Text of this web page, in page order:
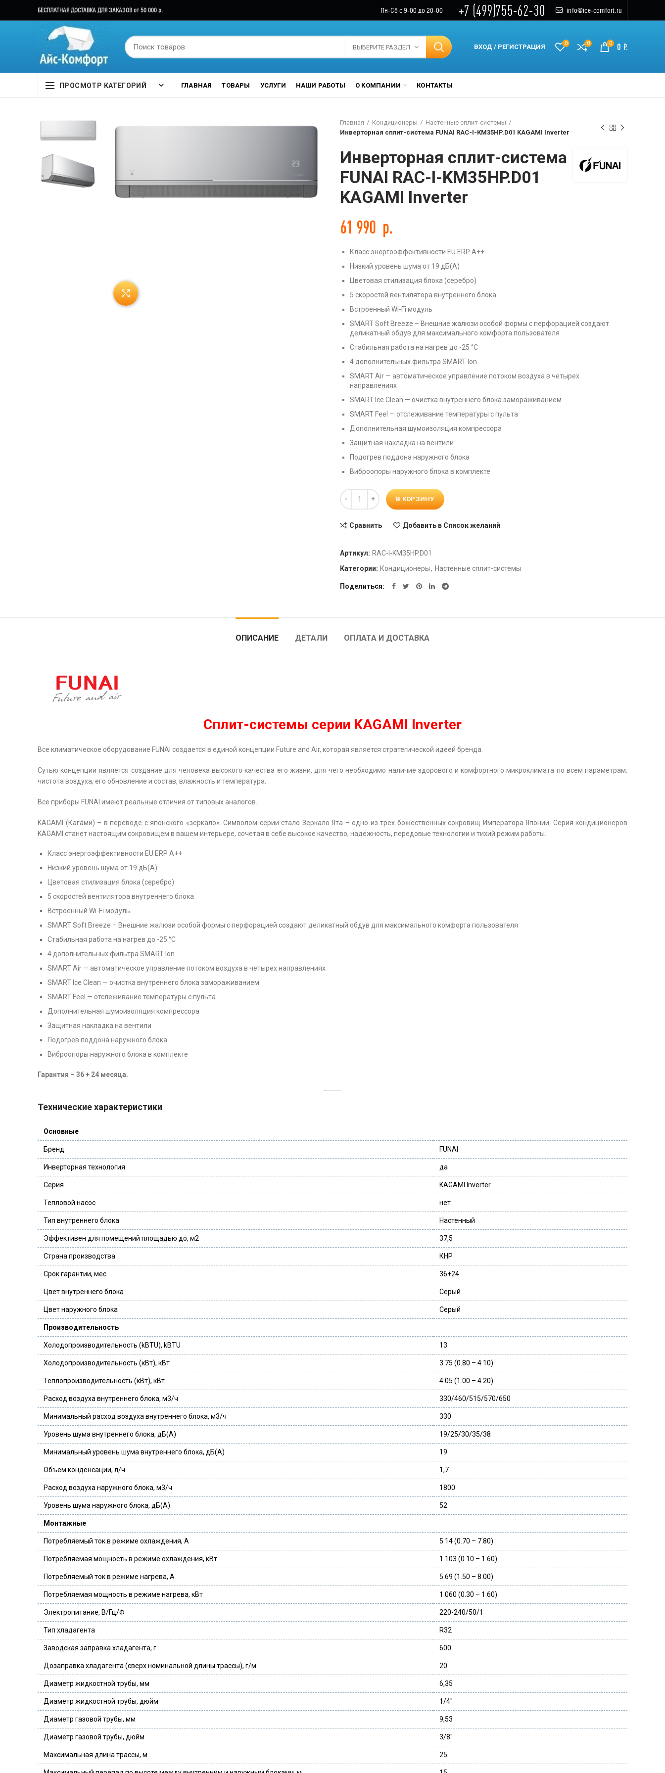
БЕСПЛАТНАЯ ДОСТАВКА ДЛЯ ЗАКАЗОВ от 50 000 р. Пн-Сб с 9-00 до 20-00 +7 (499)755-62-30 info@ice-comfort.ru
ВЫБЕРИТЕ РАЗДЕЛ ВХОД / РЕГИСТРАЦИЯ 0 0 0 0 Р.
ПРОСМОТР КАТЕГОРИЙ ГЛАВНАЯ ТОВАРЫ УСЛУГИ НАШИ РАБОТЫ О КОМПАНИИ КОНТАКТЫ
Нажмите, чтобы увеличить
Главная Кондиционеры
Настенные сплит-системы
Инверторная сплит-система FUNAI RAC-I-KM35HP.D01 KAGAMI Inverter
Инверторная сплит-система
FUNAI RAC-I-KM35HP.D01
KAGAMI Inverter
61 990 р.
Класс энергоэффективности EU ERP A++
Низкий уровень шума от 19 дБ(А)
Цветовая стилизация блока (серебро)
5 скоростей вентилятора внутреннего блока
Встроенный Wi-Fi модуль
SMART Soft Breeze – Внешние жалюзи особой формы с перфорацией создают
деликатный обдув для максимального комфорта пользователя
Стабильная работа на нагрев до -25 °С
4 дополнительных фильтра SMART Ion
SMART Air — автоматическое управление потоком воздуха в четырех
направлениях
SMART Ice Clean — очистка внутреннего блока замораживанием
SMART Feel — отслеживание температуры с пульта
Дополнительная шумоизоляция компрессора
Защитная накладка на вентили
Подогрев поддона наружного блока
Виброопоры наружного блока в комплекте
Количество
В КОРЗИНУ
Сравнить Добавить в Список желаний
Артикул: RAC-I-KM35HP.D01
Категории: Кондиционеры, Настенные сплит-системы
Поделиться
ОПИСАНИЕ ДЕТАЛИ ОПЛАТА И ДОСТАВКА
Сплит-системы серии KAGAMI Inverter
Все климатическое оборудование FUNAI создается в единой концепции Future and Air, которая является стратегической идеей бренда.
Сутью концепции является создание для человека высокого качества его жизни, для чего необходимо наличие здорового и комфортного микроклимата по всем параметрам:
чистота воздуха, его обновление и состав, влажность и температура.
Все приборы FUNAI имеют реальные отличия от типовых аналогов.
KAGAMI (Кага́ми) – в переводе с японского «зеркало». Символом серии стало Зеркало Ята – одно из трёх божественных сокровищ Императора Японии. Серия кондиционеров
KAGAMI станет настоящим сокровищем в вашем интерьере, сочетая в себе высокое качество, надёжность, передовые технологии и тихий режим работы.
Класс энергоэффективности EU ERP A++
Низкий уровень шума от 19 дБ(А)
Цветовая стилизация блока (серебро)
5 скоростей вентилятора внутреннего блока
Встроенный Wi-Fi модуль
SMART Soft Breeze – Внешние жалюзи особой формы с перфорацией создают деликатный обдув для максимального комфорта пользователя
Стабильная работа на нагрев до -25 °С
4 дополнительных фильтра SMART Ion
SMART Air — автоматическое управление потоком воздуха в четырех направлениях
SMART Ice Clean — очистка внутреннего блока замораживанием
SMART Feel — отслеживание температуры с пульта
Дополнительная шумоизоляция компрессора
Защитная накладка на вентили
Подогрев поддона наружного блока
Виброопоры наружного блока в комплекте
Гарантия – 36 + 24 месяца.
Технические характеристики
Основные
Бренд FUNAI
Инверторная технология да
Серия KAGAMI Inverter
Тепловой насос нет
Тип внутреннего блока Настенный
Эффективен для помещений площадью до, м2 37,5
Страна производства КНР
Срок гарантии, мес. 36+24
Цвет внутреннего блока Серый
Цвет наружного блока Серый
Производительность
Холодопроизводительность (kBTU), kBTU 13
Холодопроизводительность (кВт), кВт 3.75 (0.80 – 4.10)
Теплопроизводительность (кВт), кВт 4.05 (1.00 – 4.20)
Расход воздуха внутреннего блока, м3/ч 330/460/515/570/650
Минимальный расход воздуха внутреннего блока, м3/ч 330
Уровень шума внутреннего блока, дБ(А) 19/25/30/35/38
Минимальный уровень шума внутреннего блока, дБ(А) 19
Объем конденсации, л/ч 1,7
Расход воздуха наружного блока, м3/ч 1800
Уровень шума наружного блока, дБ(А) 52
Монтажные
Потребляемый ток в режиме охлаждения, А 5.14 (0.70 – 7.80)
Потребляемая мощность в режиме охлаждения, кВт 1.103 (0.10 – 1.60)
Потребляемый ток в режиме нагрева, А 5.69 (1.50 – 8.00)
Потребляемая мощность в режиме нагрева, кВт 1.060 (0.30 – 1.60)
Электропитание, В/Гц/Ф 220-240/50/1
Тип хладагента R32
Заводская заправка хладагента, г 600
Дозаправка хладагента (сверх номинальной длины трассы), г/м 20
Диаметр жидкостной трубы, мм 6,35
Диаметр жидкостной трубы, дюйм 1/4″
Диаметр газовой трубы, мм 9,53
Диаметр газовой трубы, дюйм 3/8″
Максимальная длина трассы, м 25